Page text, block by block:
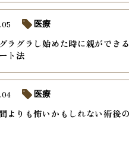
ラグラし始めた時に親ができ
ト法
医療
よりも怖いかもしれない術後
医療